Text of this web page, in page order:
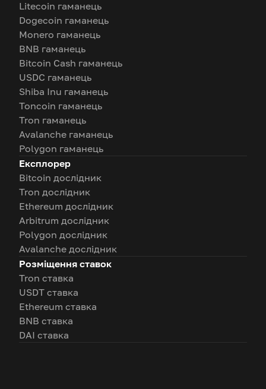
Litecoin гаманець
Dogecoin гаманець
Monero гаманець
BNB гаманець
Bitcoin Cash гаманець
USDC гаманець
Shiba Inu гаманець
Toncoin гаманець
Tron гаманець
Avalanche гаманець
Polygon гаманець
Експлорер
Bitcoin дослідник
Tron дослідник
Ethereum дослідник
Arbitrum дослідник
Polygon дослідник
Avalanche дослідник
Розміщення ставок
Tron ставка
USDT ставка
Ethereum ставка
BNB ставка
DAI ставка